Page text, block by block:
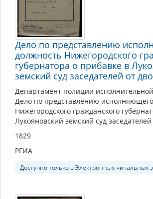
Дело по представлению
должность Нижегородского
губернатора о прибавке в
земский суд заседателей от
Департамент полиции
Дело по представлению
Нижегородского гражданского
Лукояновский земский суд
1829
РГИА
Доступно только в Электронных читальных